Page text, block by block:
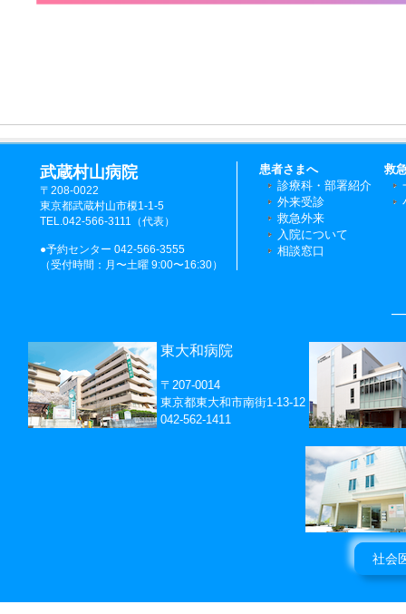
武蔵村山病院
〒208-0022
東京都武蔵村山市榎1-1-5
TEL.042-566-3111（代表）
●予約センター 042-566-3555
（受付時間：月〜土曜 9:00〜16:30）
患者さまへ
診療科・部署紹介
外来受診
救急外来
入院について
相談窓口
救
―
東大和病院
〒207-0014
東京都東大和市南街1-13-12
042-562-1411
社会